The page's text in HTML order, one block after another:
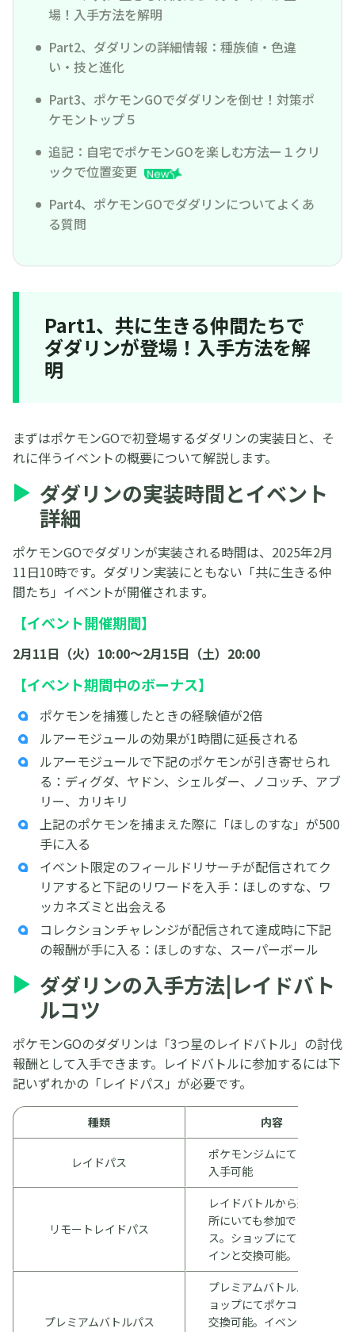
場！入手方法を解明
Part2、ダダリンの詳細情報：種族値・色違
い・技と進化
Part3、ポケモンGOでダダリンを倒せ！対策ポ
ケモントップ５
追記：自宅でポケモンGOを楽しむ方法ー１クリ
ックで位置変更
Part4、ポケモンGOでダダリンについてよくあ
る質問
Part1、共に生きる仲間たちで
ダダリンが登場！入手方法を解
明
まずはポケモンGOで初登場するダダリンの実装日と、そ
れに伴うイベントの概要について解説します。
ダダリンの実装時間とイベント
詳細
ポケモンGOでダダリンが実装される時間は、2025年2月
11日10時です。ダダリン実装にともない「共に生きる仲
間たち」イベントが開催されます。
【イベント開催期間】
2月11日（火）10:00〜2月15日（土）20:00
【イベント期間中のボーナス】
ポケモンを捕獲したときの経験値が2倍
ルアーモジュールの効果が1時間に延長される
ルアーモジュールで下記のポケモンが引き寄せられ
る：ディグダ、ヤドン、シェルダー、ノコッチ、アブ
リー、カリキリ
上記のポケモンを捕まえた際に「ほしのすな」が500
手に入る
イベント限定のフィールドリサーチが配信されてク
リアすると下記のリワードを入手：ほしのすな、ワ
ッカネズミと出会える
コレクションチャレンジが配信されて達成時に下記
の報酬が手に入る：ほしのすな、スーパーボール
ダダリンの入手方法|レイドバト
ルコツ
ポケモンGOのダダリンは「3つ星のレイドバトル」の討伐
報酬として入手できます。レイドバトルに参加するには下
記いずれかの「レイドパス」が必要です。
種類 内容
レイドパス
ポケモンジムにて1日1枚
入手可能
リモートレイドパス
レイドバトルから遠い場
所にいても参加できるパ
ス。ショップにてポケコ
インと交換可能。
プレミアムバトルパス
プレミアムバトルパス シ
ョップにてポケコインと
交換可能。イベントのリ